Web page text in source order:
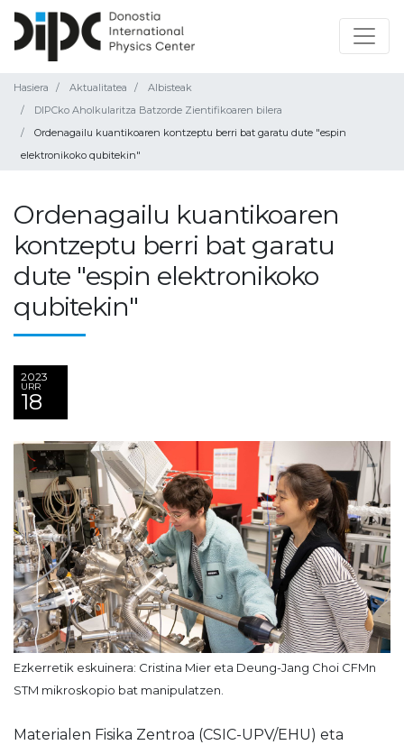
Hasiera Aktualitatea
Albisteak
DIPCko Aholkularitza Batzorde Zientifikoaren bilera
Ordenagailu kuantikoaren kontzeptu berri bat garatu dute "espin
elektronikoko qubitekin"
Ordenagailu kuantikoaren
kontzeptu berri bat garatu
dute "espin elektronikoko
qubitekin"
2023
URR
18
Ezkerretik eskuinera: Cristina Mier eta Deung-Jang Choi CFMn
STM mikroskopio bat manipulatzen.
Materialen Fisika Zentroa (CSIC-UPV/EHU) eta